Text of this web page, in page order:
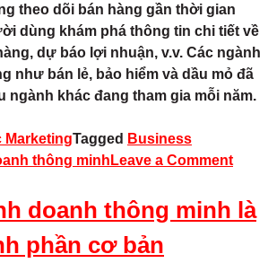
theo dõi bán hàng gần thời gian
dùng khám phá thông tin chi tiết về
dự báo lợi nhuận, v.v. Các ngành
như bán lẻ, bảo hiểm và dầu mỏ đã
ngành khác đang tham gia mỗi năm.
MarketingTagged Business
thông minh Leave a Comment
doanh thông minh là
phần cơ bản